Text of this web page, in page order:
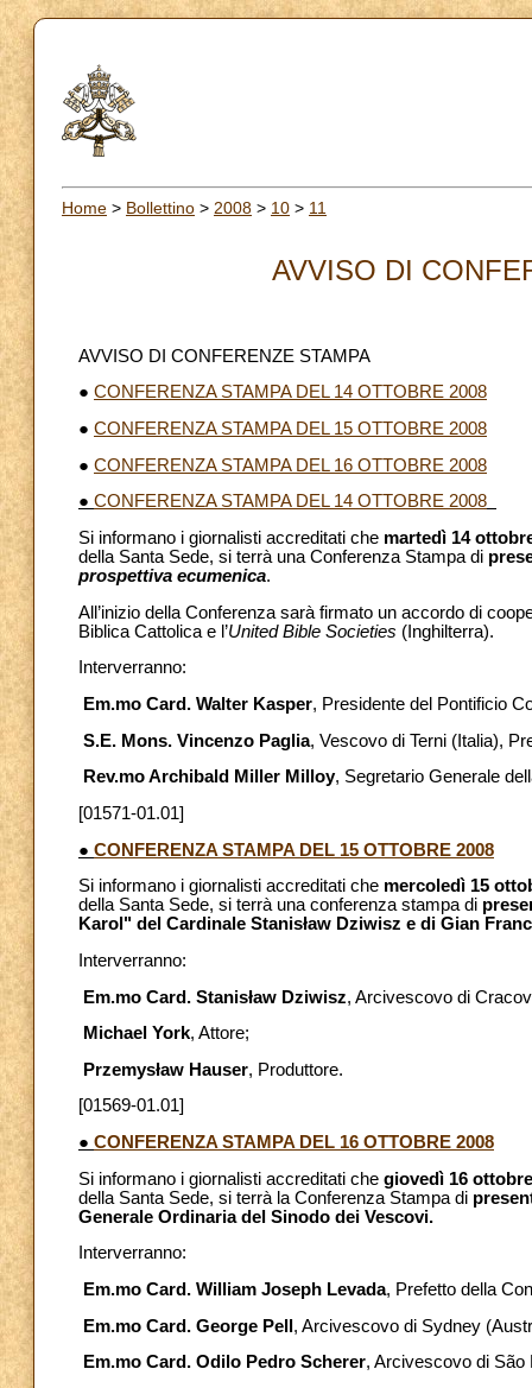
Home > Bollettino > 2008 > 10 > 11
AVVISO DI
AVVISO DI CONFERENZE STAMPA
● CONFERENZA STAMPA DEL 14 OTTOBRE 2008
● CONFERENZA STAMPA DEL 15 OTTOBRE 2008
● CONFERENZA STAMPA DEL 16 OTTOBRE 2008
● CONFERENZA STAMPA DEL 14 OTTOBRE 2008
Si informano i giornalisti accreditati che martedì 14
della Santa Sede, si terrà una Conferenza Stampa di
prospettiva ecumenica.
All’inizio della Conferenza sarà firmato un accordo di
Biblica Cattolica e l’United Bible Societies (Inghilterra).
Interverranno:
Em.mo Card. Walter Kasper, Presidente del Pontificio
S.E. Mons. Vincenzo Paglia, Vescovo di Terni (Italia),
Rev.mo Archibald Miller Milloy, Segretario Generale
[01571-01.01]
● CONFERENZA STAMPA DEL 15 OTTOBRE 2008
Si informano i giornalisti accreditati che mercoledì 15
della Santa Sede, si terrà una conferenza stampa di
Karol" del Cardinale Stanisław Dziwisz e di Gian
Interverranno:
Em.mo Card. Stanisław Dziwisz, Arcivescovo di
Michael York, Attore;
Przemysław Hauser, Produttore.
[01569-01.01]
● CONFERENZA STAMPA DEL 16 OTTOBRE 2008
Si informano i giornalisti accreditati che giovedì 16
della Santa Sede, si terrà la Conferenza Stampa di
Generale Ordinaria del Sinodo dei Vescovi.
Interverranno:
Em.mo Card. William Joseph Levada, Prefetto della
Em.mo Card. George Pell , Arcivescovo di Sydney
Em.mo Card. Odilo Pedro Scherer, Arcivescovo di São